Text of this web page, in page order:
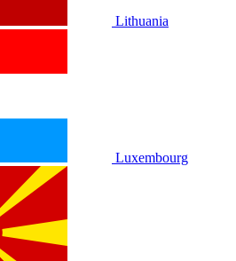
Lithuania
Luxembourg